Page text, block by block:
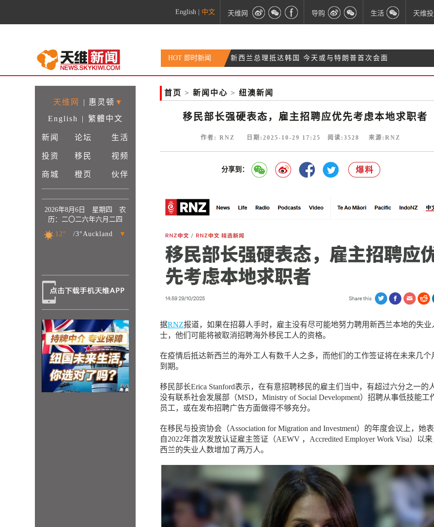
English 中文 天维网 导购 生活 天维
HOT 即时新闻
新西兰总理抵达韩国 今天或与特朗普首次会面
灵魂
【突发】ANZ银行App及网银出现故障 数千用户报告
服务中断
天维网 | 惠灵顿 ▼
English
| 繁體中文
新闻 论坛 生活
投资 移民 视频
商城 橙页 伙伴
2026年8月6日 星期四 农
历：二〇二六年六月二四
12°
/3°Auckland ▼
首页 > 新闻中心 > 纽澳新闻
移民部长强硬表态，雇主招聘应优先考虑本地求职者
作者: RNZ 日期:2025-10-29 17:25 阅读: 3528 来源:RNZ
分享到：
据RNZ报道，如果在招募人手时，雇主没有尽可能地努力聘用新西兰本地的失业
士，他们可能将被取消招聘海外移民工人的资格。
在疫情后抵达新西兰的海外工人有数千人之多，而他们的工作签证将在未来几个
到期。
移民部长Erica Stanford表示，在有意招聘移民的雇主们当中，有超过六分之一的
没有联系社会发展部（MSD，Ministry of Social Development）招聘从事低技能工
员工，或在发布招聘广告方面做得不够充分。
在移民与投资协会（Association for Migration and Investment）的年度会议上，她
自2022年首次发放认证雇主签证（AEWV ，Accredited Employer Work Visa）以
西兰的失业人数增加了两万人。